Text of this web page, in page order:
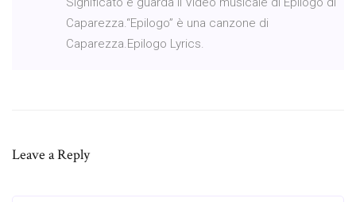
Caparezza.“Epilogo” è una canzone di
Caparezza.Epilogo Lyrics.
Leave a Reply